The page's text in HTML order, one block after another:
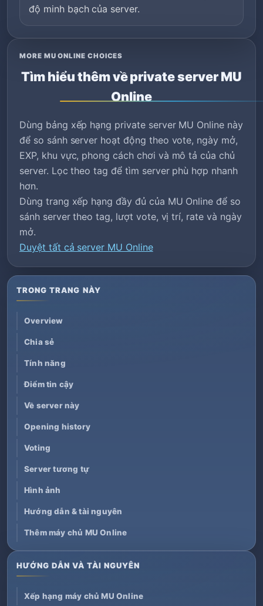
độ minh bạch của server.
MORE MU ONLINE CHOICES
Tìm hiểu thêm về private server MU
Online
Dùng bảng xếp hạng private server MU Online này
để so sánh server hoạt động theo vote, ngày mở,
EXP, khu vực, phong cách chơi và mô tả của chủ
server. Lọc theo tag để tìm server phù hợp nhanh
hơn.
Dùng trang xếp hạng đầy đủ của MU Online để so
sánh server theo tag, lượt vote, vị trí, rate và ngày
mở.
Duyệt tất cả server MU Online
TRONG TRANG NÀY
Overview
Chia sẻ
Tính năng
Điểm tin cậy
Về server này
Opening history
Voting
Server tương tự
Hình ảnh
Hướng dẫn & tài nguyên
Thêm máy chủ MU Online
HƯỚNG DẪN VÀ TÀI NGUYÊN
Xếp hạng máy chủ MU Online